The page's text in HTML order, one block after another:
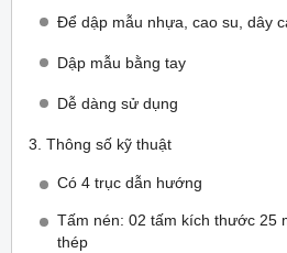
Để dập mẫu nhựa, cao su, dây
Dập mẫu bằng tay
Dễ dàng sử dụng
3. Thông số kỹ thuật
Có 4 trục dẫn hướng
Tấm nén: 02 tấm kích thước 25
thép